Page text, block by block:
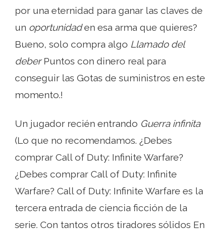
por una eternidad para ganar las claves de
un oportunidaden esa arma que quieres?
Bueno, solo compra algo Llamado del
deberPuntos con dinero real para
conseguir las Gotas de suministros en este
momento.!
Un jugador recién entrando Guerra infinita
(Lo que no recomendamos. ¿Debes
comprar Call of Duty: Infinite Warfare?
¿Debes comprar Call of Duty: Infinite
Warfare? Call of Duty: Infinite Warfare es la
tercera entrada de ciencia ficción de la
serie. Con tantos otros tiradores sólidos En